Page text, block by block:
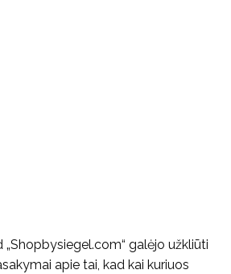
„Shopbysiegel.com“ galėjo užkliūti
apie tai, kad kai kuriuos